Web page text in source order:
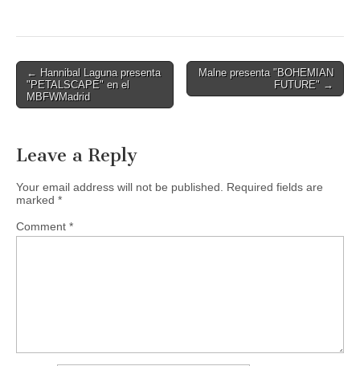
Post
navigation
← Hannibal Laguna presenta
"PETALSCAPE" en el
MBFWMadrid
Malne presenta "BOHEMIAN
FUTURE" →
Leave a Reply
Your email address will not be published. Required fields are
marked *
Comment *